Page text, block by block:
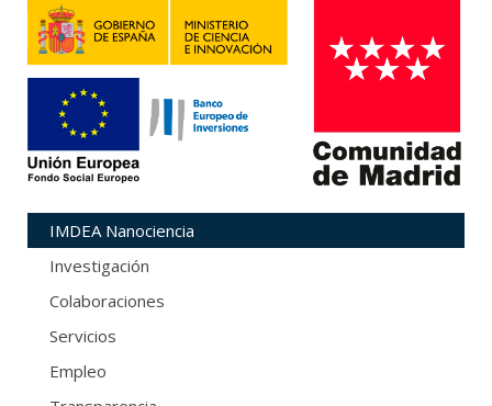
IMDEA Nanociencia
Investigación
Colaboraciones
Servicios
Empleo